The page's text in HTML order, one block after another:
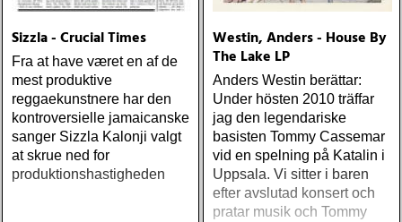
Sizzla - Crucial Times
Fra at have været en af de
mest produktive
reggaekunstnere har den
kontroversielle jamaicanske
sanger Sizzla Kalonji valgt
at skrue ned for
produktionshastigheden
Westin, Anders - House By
The Lake LP
Anders Westin berättar:
Under hösten 2010 träffar
jag den legendariske
basisten Tommy Cassemar
vid en spelning på Katalin i
Uppsala. Vi sitter i baren
efter avslutad konsert och
pratar musik och Tommy